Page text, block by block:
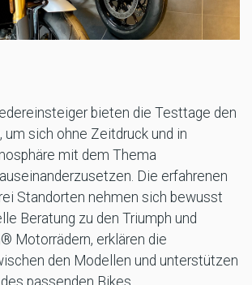
bieten die Testtage den
um sich ohne Zeitdruck und in
mit dem Thema
Die erfahrenen
Standorten nehmen sich bewusst
Beratung zu den Triumph und
Motorrädern, erklären die
den Modellen und unterstützen
passenden Bikes.